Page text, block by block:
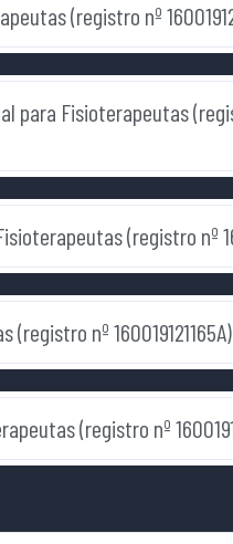
(registro nº
para Fisioterapeutas
(registro nº
nº 160019121165A)
(registro nº